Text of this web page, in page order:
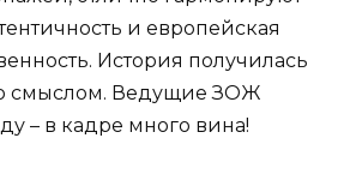
и европейская
История получилась
смыслом. Ведущие ЗОЖ
– в кадре много вина!